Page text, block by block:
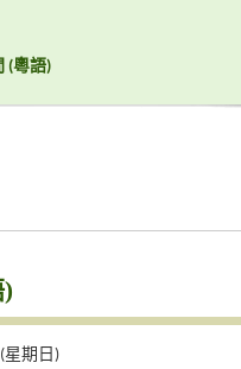
(粵語)
星期日)